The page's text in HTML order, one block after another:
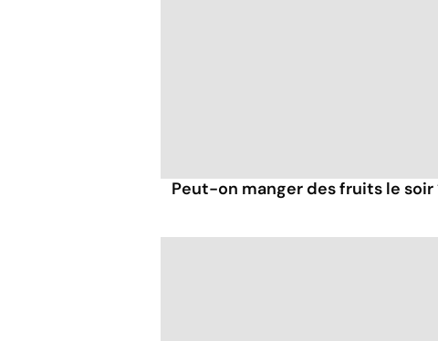
Peut-on manger des fruits le soir